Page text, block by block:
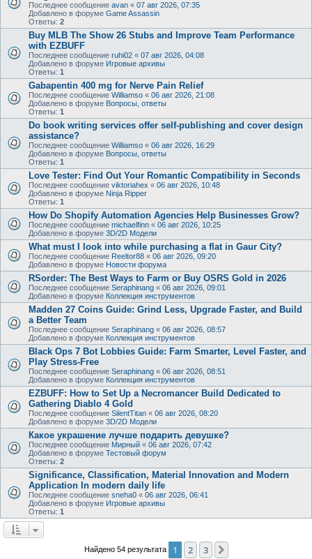
Последнее сообщение avan « 07 авг 2026, 07:35
Добавлено в форуме Game Assassin
Ответы: 2
Buy MLB The Show 26 Stubs and Improve Team Performance
with EZBUFF
Последнее сообщение ruhi02 « 07 авг 2026, 04:08
Добавлено в форуме Игровые архивы
Ответы: 1
Gabapentin 400 mg for Nerve Pain Relief
Последнее сообщение Williamso « 06 авг 2026, 21:08
Добавлено в форуме Вопросы, ответы
Ответы: 1
Do book writing services offer self-publishing and cover design
assistance?
Последнее сообщение Williamso « 06 авг 2026, 16:29
Добавлено в форуме Вопросы, ответы
Ответы: 1
Love Tester: Find Out Your Romantic Compatibility in Seconds
Последнее сообщение viktoriahex « 06 авг 2026, 10:48
Добавлено в форуме Ninja Ripper
Ответы: 1
How Do Shopify Automation Agencies Help Businesses Grow?
Последнее сообщение michaelfinn « 06 авг 2026, 10:25
Добавлено в форуме 3D/2D Модели
What must I look into while purchasing a flat in Gaur City?
Последнее сообщение Reeltor88 « 06 авг 2026, 09:20
Добавлено в форуме Новости форума
RSorder: The Best Ways to Farm or Buy OSRS Gold in 2026
Последнее сообщение Seraphinang « 06 авг 2026, 09:01
Добавлено в форуме Коллекция инструментов
Madden 27 Coins Guide: Grind Less, Upgrade Faster, and Build
a Better Team
Последнее сообщение Seraphinang « 06 авг 2026, 08:57
Добавлено в форуме Коллекция инструментов
Black Ops 7 Bot Lobbies Guide: Farm Smarter, Level Faster, and
Play Stress-Free
Последнее сообщение Seraphinang « 06 авг 2026, 08:51
Добавлено в форуме Коллекция инструментов
EZBUFF: How to Set Up a Necromancer Build Dedicated to
Gathering Diablo 4 Gold
Последнее сообщение SilentTitan « 06 авг 2026, 08:20
Добавлено в форуме 3D/2D Модели
Какое украшение лучше подарить девушке?
Последнее сообщение Мирный « 06 авг 2026, 07:42
Добавлено в форуме Тестовый форум
Ответы: 2
Significance, Classification, Material Innovation and Modern
Application In modern daily life
Последнее сообщение sneha0 « 06 авг 2026, 06:41
Добавлено в форуме Игровые архивы
Ответы: 1
Найдено 54 результата 1 2 3